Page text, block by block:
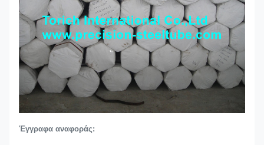
Έγγραφα αναφοράς: